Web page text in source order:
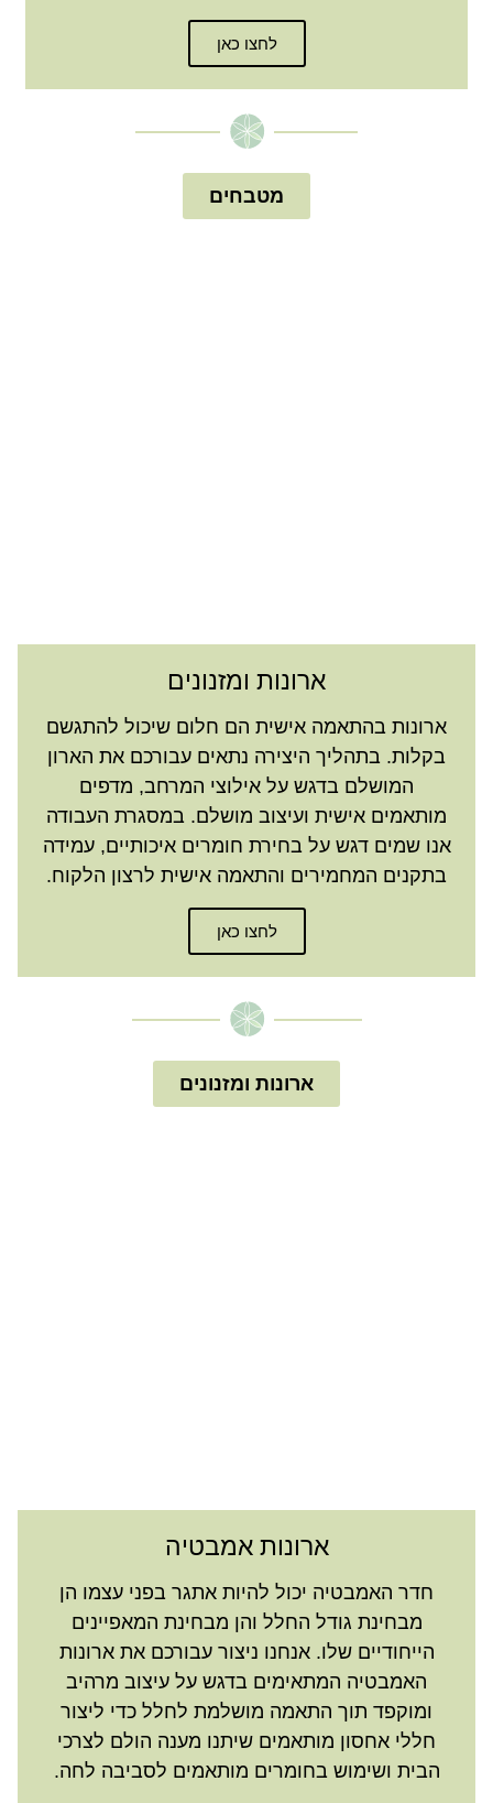
לחצו כאן
מטבחים
ארונות ומזנונים
ארונות בהתאמה אישית הם חלום שיכול להתגשם
בקלות. בתהליך היצירה נתאים עבורכם את הארון
המושלם בדגש על אילוצי המרחב, מדפים
מותאמים אישית ועיצוב מושלם. במסגרת העבודה
אנו שמים דגש על בחירת חומרים איכותיים, עמידה
בתקנים המחמירים והתאמה אישית לרצון הלקוח.
לחצו כאן
ארונות ומזנונים
ארונות אמבטיה
חדר האמבטיה יכול להיות אתגר בפני עצמו הן
מבחינת גודל החלל והן מבחינת המאפיינים
הייחודיים שלו. אנחנו ניצור עבורכם את ארונות
האמבטיה המתאימים בדגש על עיצוב מרהיב
ומוקפד תוך התאמה מושלמת לחלל כדי ליצור
חללי אחסון מותאמים שיתנו מענה הולם לצרכי
הבית ושימוש בחומרים מותאמים לסביבה לחה.